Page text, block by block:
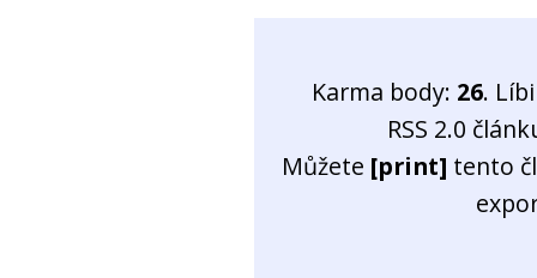
Karma body: 26.
RSS 2.0
Můžete [print] tento